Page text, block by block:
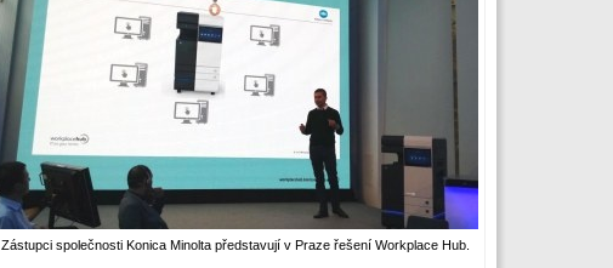
Zástupci společnosti Konica Minolta představují v Praze řešení Workplace Hub.